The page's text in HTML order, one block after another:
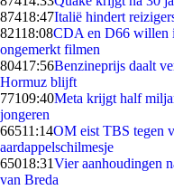
87418:47Italië hindert
82118:08CDA en D66 willen
ongemerkt filmen
80417:56Benzineprijs daalt
Hormuz blijft
77109:40Meta krijgt half
jongeren
66511:14OM eist TBS tegen
aardappelschilmesje
65018:31Vier aanhoudingen
van Breda